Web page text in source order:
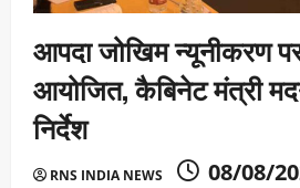
आपदा जोखिम न्यूनीकरण पर
आयोजित, कैबिनेट मंत्री
निर्देश
RNS INDIA NEWS 08/08/